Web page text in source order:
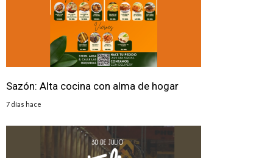
Sazón: Alta cocina con alma de hogar
7 días hace